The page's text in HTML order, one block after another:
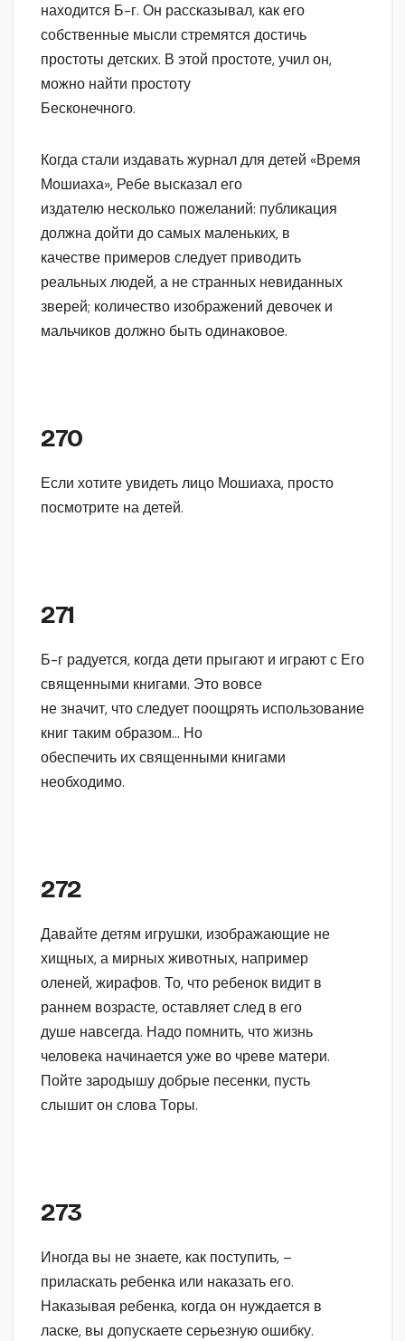
находится Б-г. Он рассказывал, как его
собственные мысли стремятся достичь
простоты детских. В этой простоте, учил он,
можно найти простоту
Бесконечного.
Когда стали издавать журнал для детей «Время
Мошиаха», Ребе высказал его
издателю несколько пожеланий: публикация
должна дойти до самых маленьких, в
качестве примеров следует приводить
реальных людей, а не странных невиданных
зверей; количество изображений девочек и
мальчиков должно быть одинаковое.
270
Если хотите увидеть лицо Мошиаха, просто
посмотрите на детей.
271
Б-г радуется, когда дети прыгают и играют с Его
священными книгами. Это вовсе
не значит, что следует поощрять использование
книг таким образом… Но
обеспечить их священными книгами
необходимо.
272
Давайте детям игрушки, изображающие не
хищных, а мирных животных, например
оленей, жирафов. То, что ребенок видит в
раннем возрасте, оставляет след в его
душе навсегда. Надо помнить, что жизнь
человека начинается уже во чреве матери.
Пойте зародышу добрые песенки, пусть
слышит он слова Торы.
273
Иногда вы не знаете, как поступить, –
приласкать ребенка или наказать его.
Наказывая ребенка, когда он нуждается в
ласке, вы допускаете серьезную ошибку.